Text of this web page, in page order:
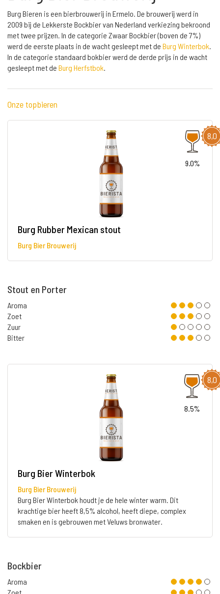
Burg Bieren is een bierbrouwerij in Ermelo. De brouwerij werd in
2009 bij de Lekkerste Bockbier van Nederland verkiezing bekroond
met twee prijzen. In de categorie Zwaar Bockbier (boven de 7%)
werd de eerste plaats in de wacht gesleept met de Burg Winterbok.
In de categorie standaard bokbier werd de derde prijs in de wacht
gesleept met de Burg Herfstbok.
Onze topbieren
8,0
9.0%
Burg Rubber Mexican stout
Burg Bier Brouwerij
Stout en Porter
Aroma
Zoet
Zuur
Bitter
8,0
8.5%
Burg Bier Winterbok
Burg Bier Brouwerij
Burg Bier Winterbok houdt je de hele winter warm. Dit
krachtige bier heeft 8,5% alcohol, heeft diepe, complex
smaken en is gebrouwen met Veluws bronwater.
Bockbier
Aroma